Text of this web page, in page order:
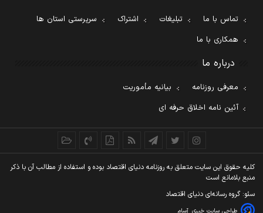
تماس با ما تبلیغات اشتراک
سرپرستی استان ها
همکاری با ما
درباره ما
معرفی روزنامه
بیانیه مأموریت
آئین نامه اخلاق حرفه ای
کليه حقوق اين سايت متعلق به روزنامه دنيای اقتصاد بوده و استفاده از مطالب آن با ذکر
منبع بلامانع است
سئو: گروه رسانه‌ای دنیای اقتصاد
طراحی سایت خبری آسام